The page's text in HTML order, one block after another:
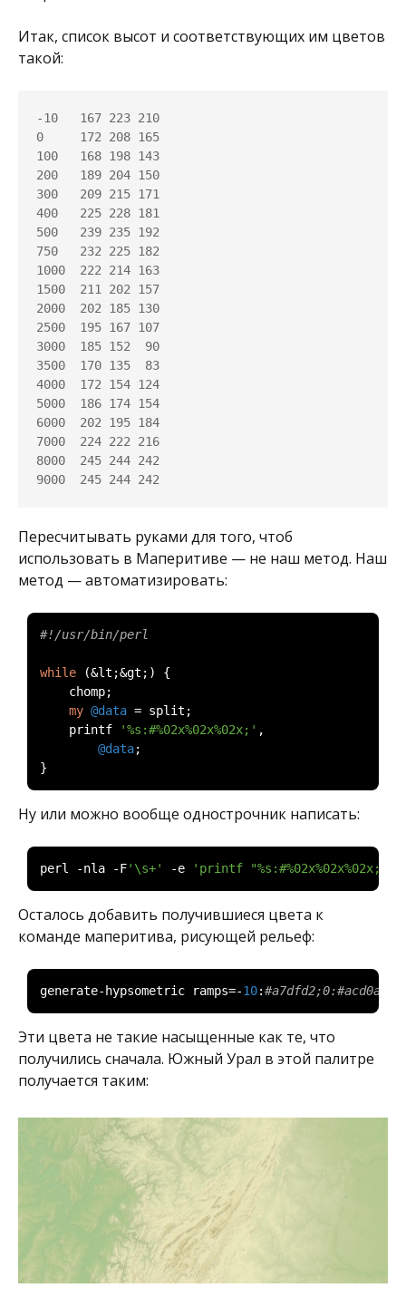
Итак, список высот и соответствующих им цветов
такой:
-10   167 223 210
0     172 208 165
100   168 198 143
200   189 204 150
300   209 215 171
400   225 228 181
500   239 235 192
750   232 225 182
1000  222 214 163
1500  211 202 157
2000  202 185 130
2500  195 167 107
3000  185 152  90
3500  170 135  83
4000  172 154 124
5000  186 174 154
6000  202 195 184
7000  224 222 216
8000  245 244 242
9000  245 244 242
Пересчитывать руками для того, чтоб
использовать в Маперитиве — не наш метод. Наш
метод — автоматизировать:
#!/usr/bin/perl
while (&lt ;&gt ;)
{
    chomp
;
my @data = split ;
    printf
'%s:#%02x%02x%02x;' ,
@data;
}
Ну или можно вообще однострочник написать:
perl -nla -F'\s+' -e 'printf "%s:#%02x%02x%02x;",
Осталось добавить получившиеся цвета к
команде маперитива, рисующей рельеф:
generate- hypsometric ramps=-10:
Эти цвета не такие насыщенные как те, что
получились сначала. Южный Урал в этой палитре
получается таким: